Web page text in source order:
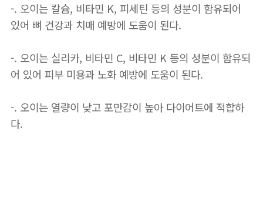
-. 오이는 칼슘, 비타민 K, 피세틴 등의 성분이 함유되어
있어 뼈 건강과 치매 예방에 도움이 된다.
-. 오이는 실리카, 비타민 C, 비타민 K 등의 성분이 함유되
어 있어 피부 미용과 노화 예방에 도움이 된다.
-. 오이는 열량이 낮고 포만감이 높아 다이어트에 적합하
다.